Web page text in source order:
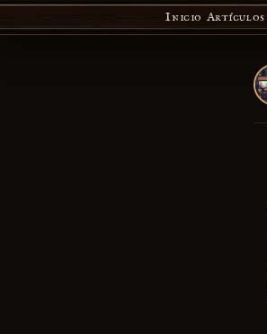
Inicio Artículos